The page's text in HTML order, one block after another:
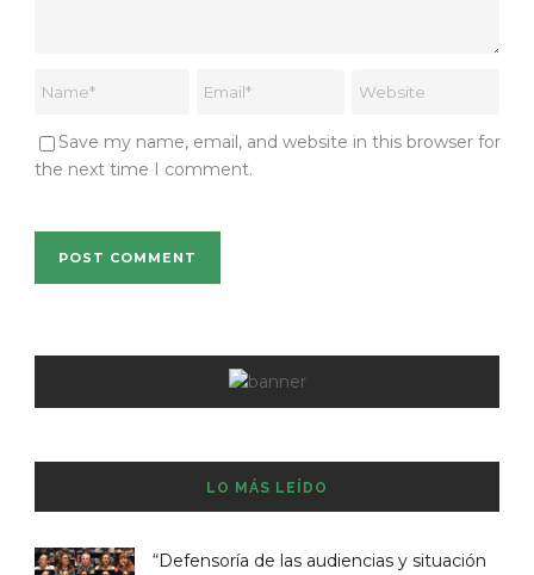
Save my name, email, and website in this browser for
the next time I comment.
LO MÁS LEÍDO
“Defensoría de las audiencias y situación